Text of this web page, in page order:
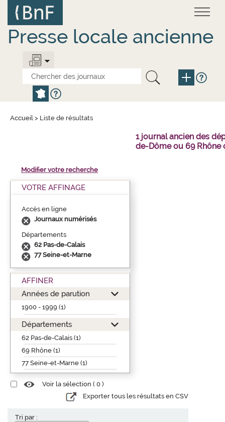
contenu
principal
Presse locale ancienne
Accueil > Liste de résultats
1 journal ancien des
de-Dôme ou 69 Rhône
Modifier votre recherche
VOTRE AFFINAGE
Accès en ligne
Journaux numérisés
Départements
62 Pas-de-Calais
77 Seine-et-Marne
AFFINER
Années de parution
1900 - 1999 (1)
Départements
62 Pas-de-Calais (1)
69 Rhône (1)
77 Seine-et-Marne (1)
Voir la sélection ( 0 )
Exporter tous les résultats en CSV
Tri par :
Panneau de gestion des cookies